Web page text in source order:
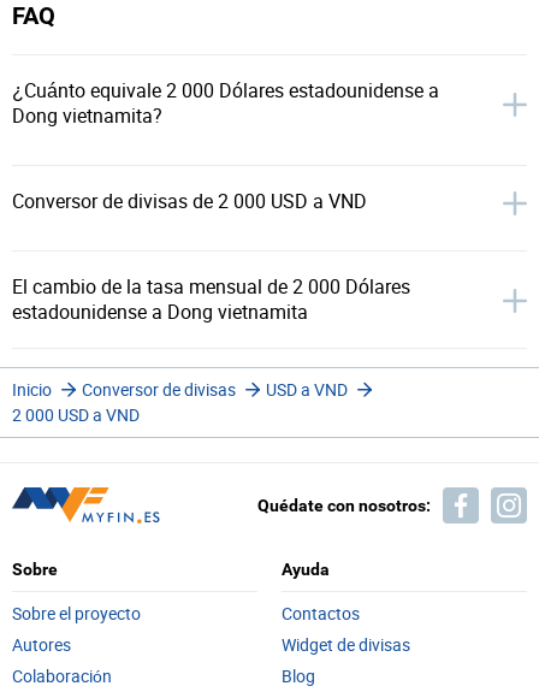
FAQ
¿Cuánto equivale 2 000 Dólares estadounidense a
Dong vietnamita?
Conversor de divisas de 2 000 USD a VND
El cambio de la tasa mensual de 2 000 Dólares
estadounidense a Dong vietnamita
Inicio Conversor de divisas
USD a VND
2 000 USD a VND
Quédate con nosotros:
Sobre
Sobre el proyecto
Autores
Colaboración
Ayuda
Contactos
Widget de divisas
Blog